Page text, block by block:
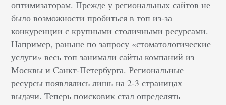
оптимизаторам. Прежде у региональных сайтов не
было возможности пробиться в топ из-за
конкуренции с крупными столичными ресурсами.
Например, раньше по запросу «стоматологические
услуги» весь топ занимали сайты компаний из
Москвы и Санкт-Петербурга. Региональные
ресурсы появлялись лишь на 2-3 страницах
выдачи. Теперь поисковик стал определять